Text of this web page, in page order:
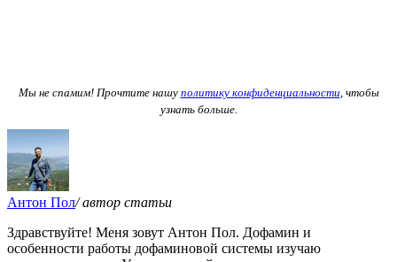
Мы не спамим! Прочтите нашу политику конфиденциальности , чтобы
узнать больше.
Антон Пол/ автор статьи
Здравствуйте! Меня зовут Антон Пол. Дофамин и
особенности работы дофаминовой системы изучаю